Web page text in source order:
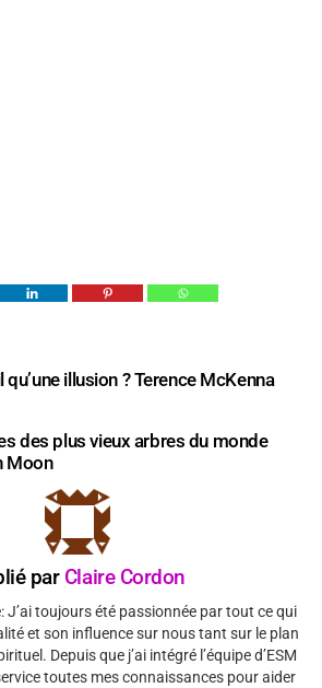
qu’une illusion ? Terence McKenna
des plus vieux arbres du monde
Moon
par Claire Cordon
J’ai toujours été passionnée par tout ce qui
et son influence sur nous tant sur le plan
Depuis que j’ai intégré l’équipe d’ESM
toutes mes connaissances pour aider